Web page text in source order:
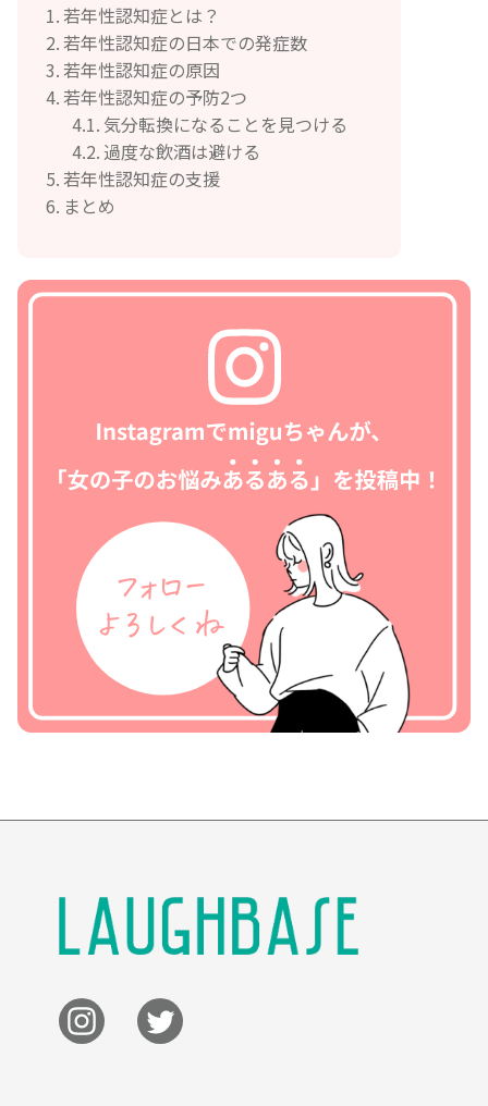
若年性認知症とは？
若年性認知症の日本での発症数
若年性認知症の原因
若年性認知症の予防2つ
気分転換になることを見つける
過度な飲酒は避ける
若年性認知症の支援
まとめ